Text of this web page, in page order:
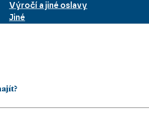
Výročí a jiné oslavy
Jiné